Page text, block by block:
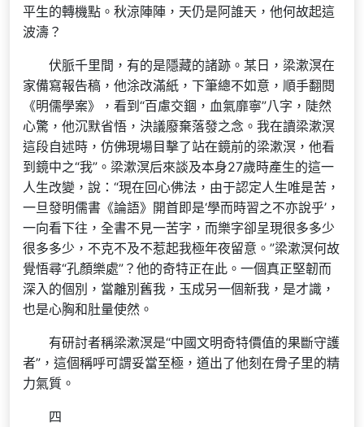
平生的轉機點。秋涼陣陣，天仍是阿誰天，他何故起這
波濤？
伏脈千里間，有的是隱藏的諸跡。某日，梁漱溟在
家備寫報告稿，他涂改滿紙，下筆總不如意，順手翻閱
《明儒學案》，看到“百慮交錮，血氣靡寧”八字，陡然
心驚，他沉默省悟，決議廢棄落發之念。我在讀梁漱溟
這段自述時，仿佛現場目擊了站在鏡前的梁漱溟，他看
到鏡中之“我”。梁漱溟后來談及本身27歲時產生的這一
人生改變，說：“現在回心佛法，由于認定人生唯是苦，
一旦發明儒書《論語》開首即是‘學而時習之不亦說乎’，
一向看下往，全書不見一苦字，而樂字卻呈現很多多少
很多多少，不克不及不惹起我極年夜留意。”梁漱溟何故
覺悟尋“孔顏樂處”？他的奇特正在此。一個真正堅韌而
深入的個別，當離別舊我，玉成另一個新我，是才識，
也是心胸和肚量使然。
有研討者稱梁漱溟是“中國文明奇特價值的果斷守護
者”，這個稱呼可謂妥當至極，道出了他刻在骨子里的精
力氣質。
四